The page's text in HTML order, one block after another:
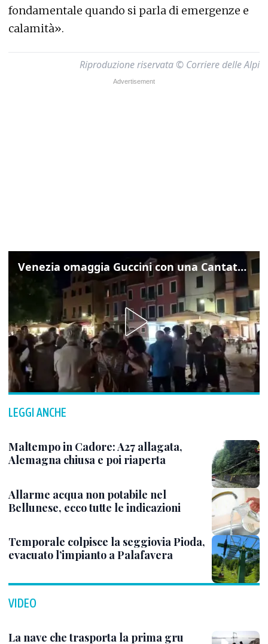
fondamentale quando si parla di emergenze e
calamità».
Riproduzione riservata © Corriere delle Alpi
Venezia omaggia Guccini con una Cantata Anarchica in campo Santa Margherita
LEGGI ANCHE
Maltempo in Cadore: A27 allagata,
Alemagna chiusa e poi riaperta
Allarme acqua non potabile nel
Bellunese, ecco tutte le indicazioni
Temporale colpisce la seggiovia Pioda,
evacuato l’impianto a Palafavera
VIDEO
La nave che trasporta la prima gru